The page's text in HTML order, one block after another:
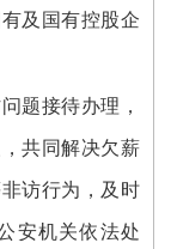
及国有控股企
题接待办理，
共同解决欠薪
访行为，及时
安机关依法处